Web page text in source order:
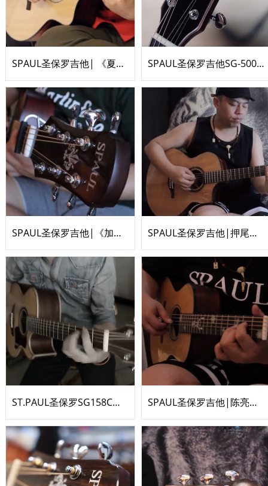
SPAUL圣保罗吉他| 《夏天的风》吉他指弹 SPAUL圣保罗吉他SG-500C《无人之岛》
SPAUL圣保罗吉他|《加州旅馆》吉他指弹by景迪 SPAUL圣保罗吉他|押尾桑《Fight》吉他指弹翻弹by景迪
ST.PAUL圣保罗SG158C《風の少年 & Beat It》 SPAUL圣保罗吉他|陈亮《觅》吉他指弹翻弹by景迪